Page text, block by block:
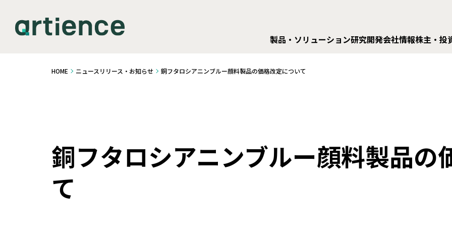
製品・ソリューション研究開発会社情報株主・投
HOME ニュースリリース・お知らせ 銅フタロシアニンブルー顔料製品の価格改定について
銅フタロシアニンブルー顔料製品の
て